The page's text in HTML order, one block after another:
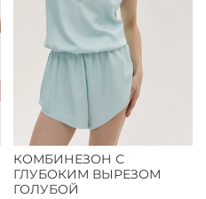
КОМБИНЕЗОН С
ГЛУБОКИМ ВЫРЕЗОМ
ГОЛУБОЙ